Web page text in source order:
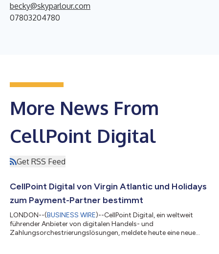
becky@skyparlour.com
07803204780
More News From
CellPoint Digital
Get RSS Feed
CellPoint Digital von Virgin Atlantic und Holidays
zum Payment-Partner bestimmt
LONDON--(BUSINESS WIRE)--CellPoint Digital, ein weltweit
führender Anbieter von digitalen Handels- und
Zahlungsorchestrierungslösungen, meldete heute eine neue